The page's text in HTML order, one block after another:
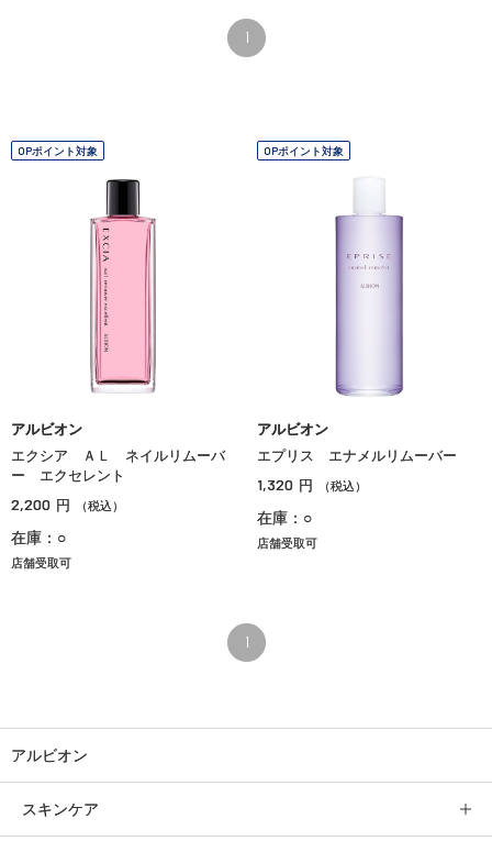
アルビオン
スキンケア
1
OPポイント対象
アルビオン
エクシア ＡＬ ネイルリムーバ
ー エクセレント
2,200 円 （税込）
在庫：○
店舗受取可
OPポイント対象
アルビオン
エプリス エナメルリムーバー
1,320 円 （税込）
在庫：○
店舗受取可
1